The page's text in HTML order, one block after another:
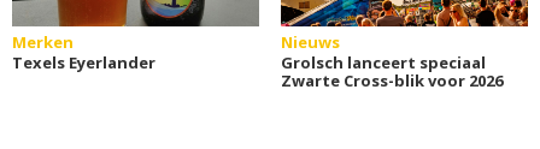
Merken
Texels Eyerlander
Nieuws
Grolsch lanceert speciaal
Zwarte Cross-blik voor 2026